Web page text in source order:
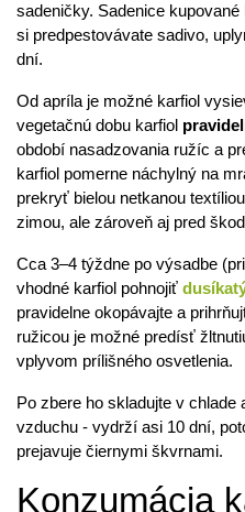
sadeničky. Sadenice
si predpestovávate sadivo,
dní.
Od apríla je možné karfiol
vegetačnú dobu karfiol
období nasadzovania ružíc a
karfiol pomerne náchylný na
prekryť bielou netkanou
zimou, ale zároveň aj pred
Cca 3–4 týždne po výsadbe
vhodné karfiol pohnojiť
pravidelne okopávajte a
ružicou je možné predísť
vplyvom prílišného osvetlenia.
Po zbere ho skladujte v
vzduchu - vydrží asi 10 dní,
prejavuje čiernymi škvrnami.
Konzumácia